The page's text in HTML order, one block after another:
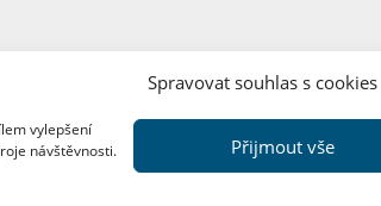
Spravovat souhlas s cookies
vylepšení
návštěvnosti.
Přijmout vše